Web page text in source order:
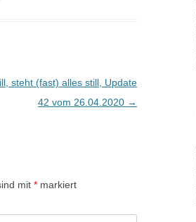
steht (fast) alles still, Update
42 vom 26.04.2020 →
mit * markiert